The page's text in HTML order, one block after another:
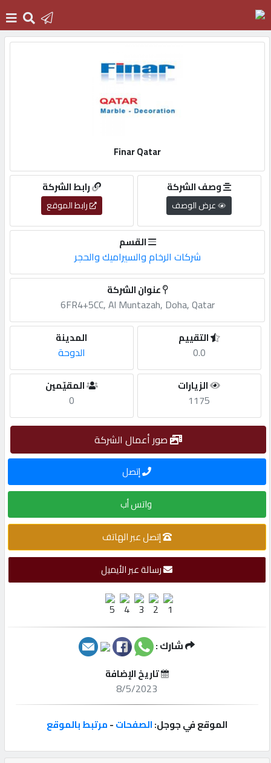
English
الاحصائيات
الأقسام
مميزة
إبحث
بنا
إعلانات
Finar Qatar
رابط الشركة
رابط الموقع
وصف الشركة
عرض الوصف
القسم
شركات الرخام والسيراميك والحجر
عنوان الشركة
6FR4+5CC, Al Muntazah, Doha, Qatar
المدينة
الدوحة
التقييم
0.0
المقيّمين
0
الزيارات
1175
صور أعمال الشركة
إتصل
واتس أب
إتصل عبر الهاتف
رسالة عبر الأيميل
شارك :
تاريخ الإضافة
8/5/2023
الموقع في جوجل:الصفحات-مرتبط بالموقع